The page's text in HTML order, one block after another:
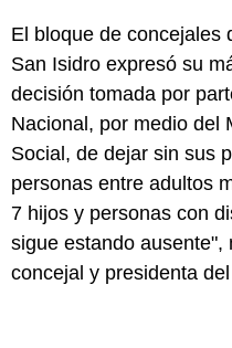
El bloque de concejales
San Isidro expresó su
decisión tomada por
Nacional, por medio del
Social, de dejar sin sus
personas entre adultos
7 hijos y personas con
sigue estando ausente",
concejal y presidenta